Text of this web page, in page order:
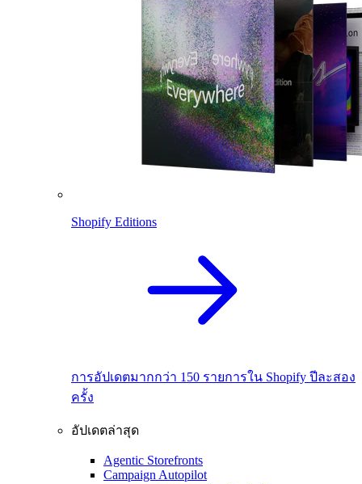
Shopify Editions
การอัปเดตมากกว่า 150 รายการใน Shopify ปีละสอง
ครั้ง
อัปเดตล่าสุด
Agentic Storefronts
Campaign Autopilot